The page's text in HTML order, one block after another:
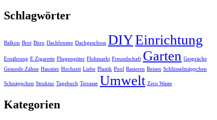
Schlagwörter
Balkon Brot Büro Dachfenster Dachgeschoss DIYEinrichtung
Ernährung E Zigarette Fliegengitter Flohmarkt Freundschaft Garten Gespräche
Gesunde Zähne Haustier Hochzeit Liebe Plastik Pool Rasieren Reisen Schlüsselmäppchen
Schnäppchen Struktur Tagebuch Terrasse Umwelt Zero Waste
Kategorien